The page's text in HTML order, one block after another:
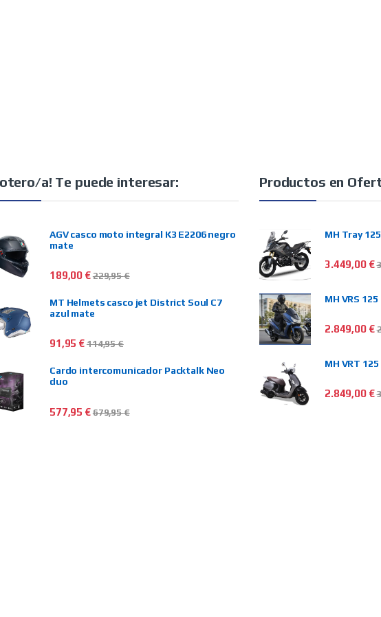
a! Te puede interesar:
AGV casco moto integral K3 E2206 negro
mate
189,00 €229,95€
MT Helmets casco jet District Soul C7
azul mate
91,95 € 114,95€
Cardo intercomunicador Packtalk Neo
duo
577,95 €679,95€
Productos en
MH Tray
3.449,00 €
MH VRS 125
2.849,00 €
MH VRT 125
2.849,00 €